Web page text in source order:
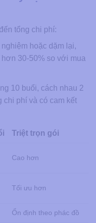
tổng chi phí:
hoặc dặm lại,
30-50% so với mua
10 buổi, cách nhau 2
chi phí và có cam kết
Triệt trọn gói
Cao hơn
Tối ưu hơn
Ổn định theo phác đồ